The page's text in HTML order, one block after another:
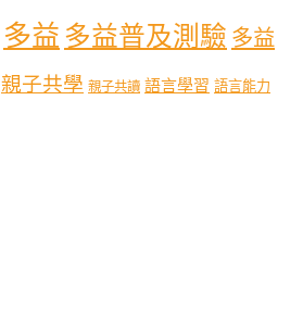
多益 多益普及測驗 多益
親子共學 親子共讀 語言學習 語言能力